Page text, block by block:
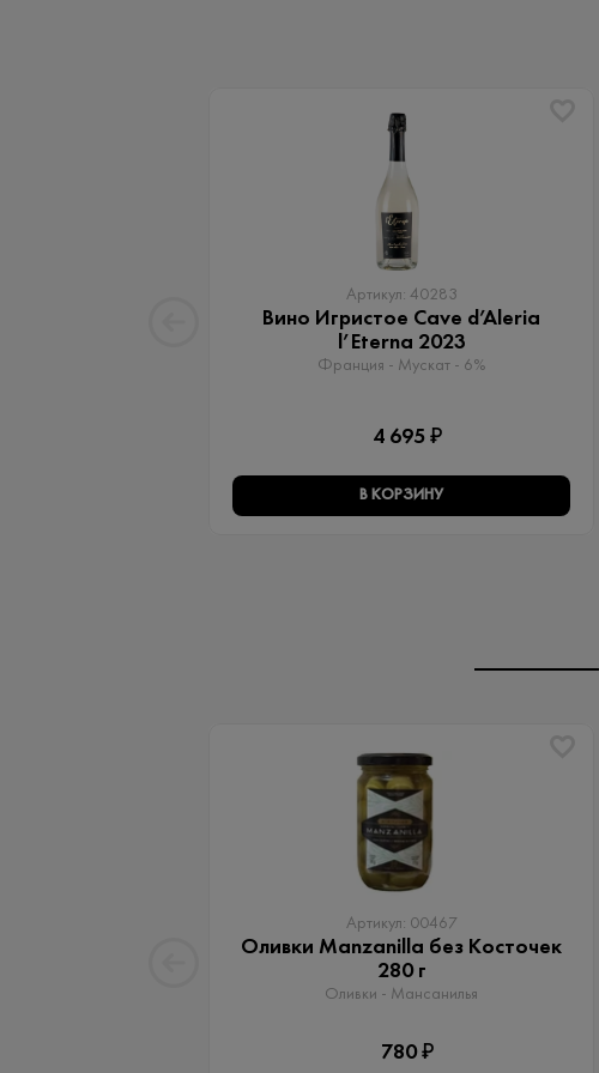
Артикул: 40283
Вино Игристое Cave d’Aleria
l’Eterna 2023
Франция - Мускат - 6%
4 695 ₽
В КОРЗИНУ
Артикул: 00467
Оливки Manzanilla без Косточек
280 г
Оливки - Мансанилья
780 ₽